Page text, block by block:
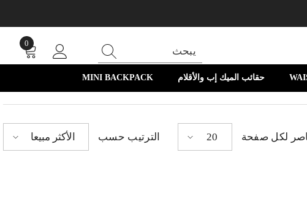
0
0
أغراض
حقائب الميك إب والأقلام MINI BACKPACK
لكل صفحة 20 الترتيب حسب الأكثر مبيعا